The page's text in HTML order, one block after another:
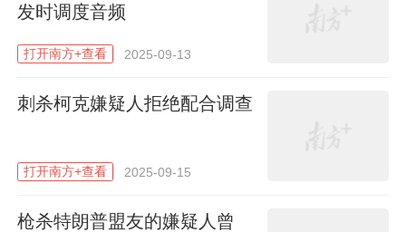
发时调度音频
打开南方+查看 2025-09-13
刺杀柯克嫌疑人拒绝配合调查
打开南方+查看 2025-09-15
枪杀特朗普盟友的嫌疑人曾